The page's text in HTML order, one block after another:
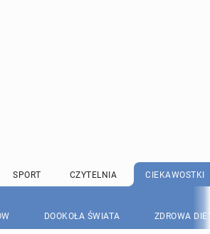
SPORT CZYTELNIA CIEKAWOSTKI
DOOKOŁA ŚWIATA ZDROWA